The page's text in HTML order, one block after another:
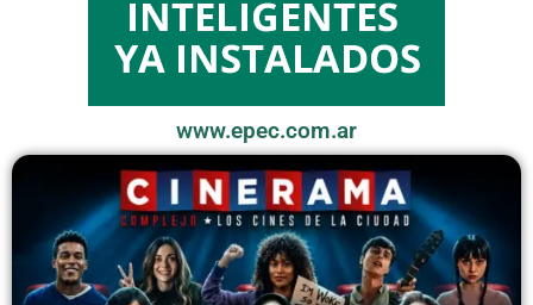
www.epec.com.ar